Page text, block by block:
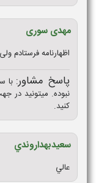
مهدی سوری
اظهارنامه فرستادم
پاسخ مشاور: با
نبوده. میتونید در
کنید.
سعيدبهداروندي
عالي